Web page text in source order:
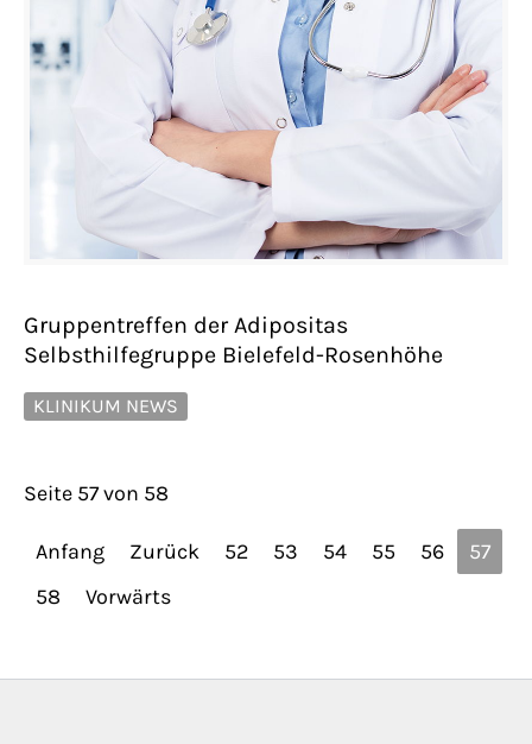
Gruppentreffen der Adipositas
Selbsthilfegruppe Bielefeld-Rosenhöhe
KLINIKUM NEWS
Seite 57 von 58
Anfang Zurück 52 53 54 55 56
57
58
Vorwärts